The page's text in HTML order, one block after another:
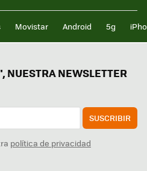
Movistar Android 5g
NEWSLETTER
SUSCRIBIR
política de privacidad